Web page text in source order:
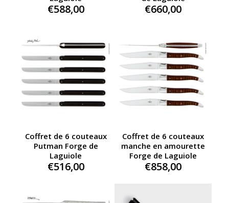
€588,00 €660,00
Coffret de 6 couteaux
Putman Forge de
Laguiole
€516,00
Coffret de 6 couteaux
manche en amourette
Forge de Laguiole
€858,00